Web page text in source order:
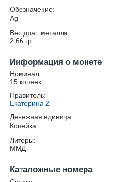
Обозначение:
Ag
Вес драг. металла:
2.66 гр.
Информация о монете
Номинал:
15 копеек
Правитель:
Екатерина 2
Денежная единица:
Копейка
Литеры:
ММД
Каталожные номера